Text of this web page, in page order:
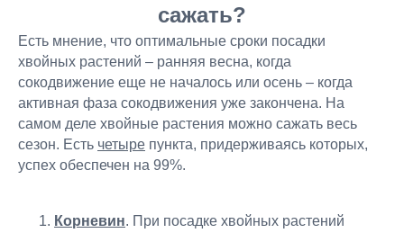
сажать?
Есть мнение, что оптимальные сроки посадки
хвойных растений – ранняя весна, когда
сокодвижение еще не началось или осень – когда
активная фаза сокодвижения уже закончена. На
самом деле хвойные растения можно сажать весь
сезон. Есть четыре пункта, придерживаясь которых,
успех обеспечен на 99%.
Корневин. При посадке хвойных растений